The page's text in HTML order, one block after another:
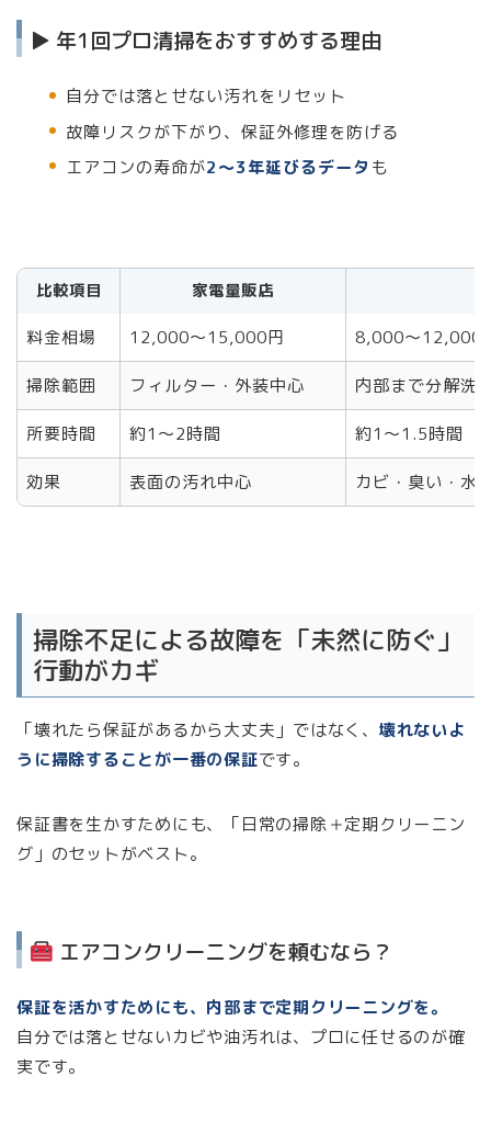
▶ 年1回プロ清掃をおすすめする理由
自分では落とせない汚れをリセット
故障リスクが下がり、保証外修理を防げる
エアコンの寿命が2〜3年延びるデータ も
比較項目 家電量販店
料金相場 12,000〜15,000円 8,000〜12,000
掃除範囲 フィルター・外装中心 内部まで分解洗
所要時間 約1〜2時間 約1〜1.5時間
効果 表面の汚れ中心 カビ・臭い・水
掃除不足による故障を「未然に防ぐ」
行動がカギ
「壊れたら保証があるから大丈夫」ではなく、 壊れないよ
うに掃除することが一番の保証です。
保証書を生かすためにも、「日常の掃除＋定期クリーニン
グ」のセットがベスト。
エアコンクリーニングを頼むなら？
保証を活かすためにも、内部まで定期クリーニングを。
自分では落とせないカビや油汚れは、プロに任せるのが確
実です。